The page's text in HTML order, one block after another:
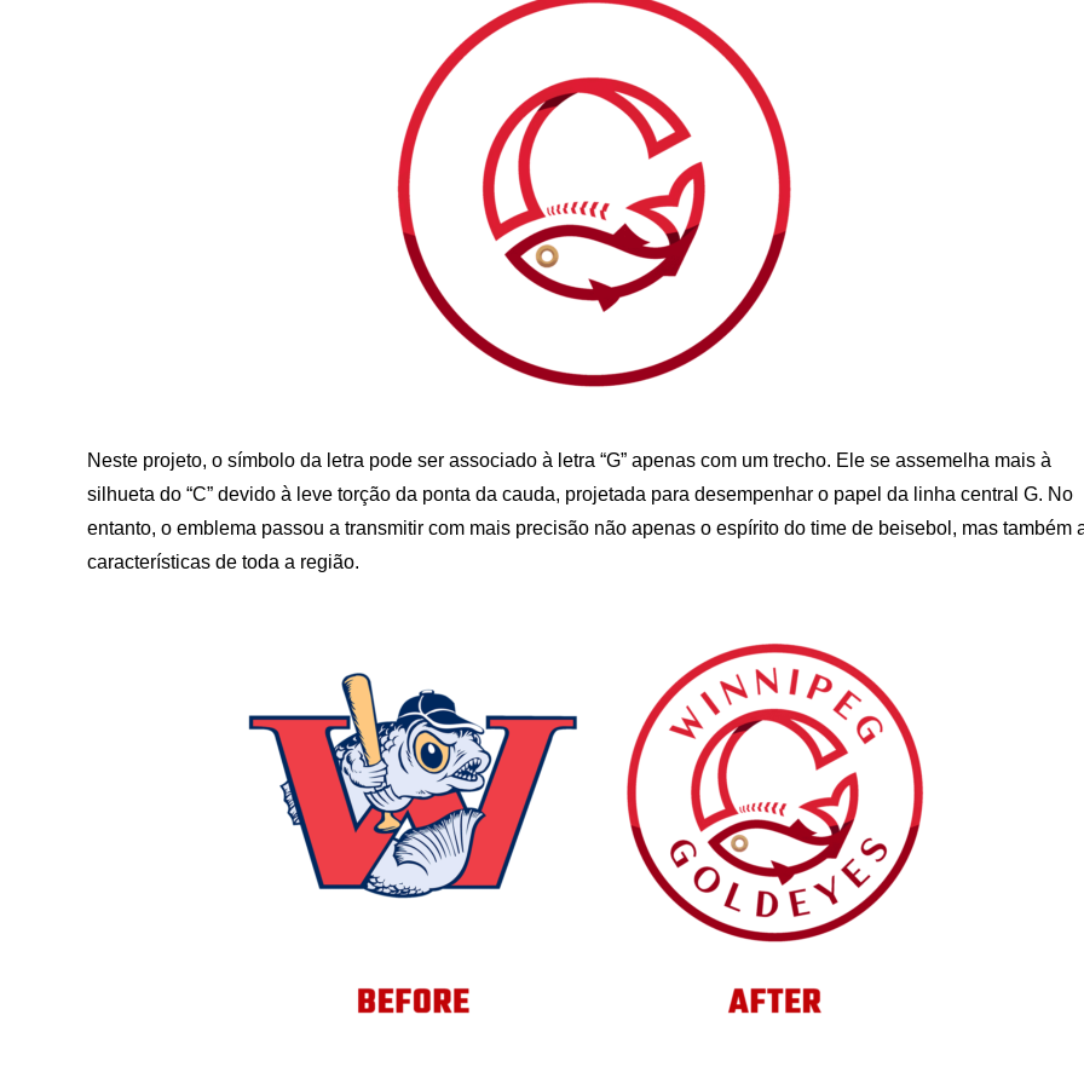
Neste projeto, o símbolo da letra pode ser associado à letra “G” apenas com um trecho. Ele se assemelha mais à
silhueta do “C” devido à leve torção da ponta da cauda, ​​projetada para desempenhar o papel da linha central G. No
entanto, o emblema passou a transmitir com mais precisão não apenas o espírito do time de beisebol, mas também
características de toda a região.